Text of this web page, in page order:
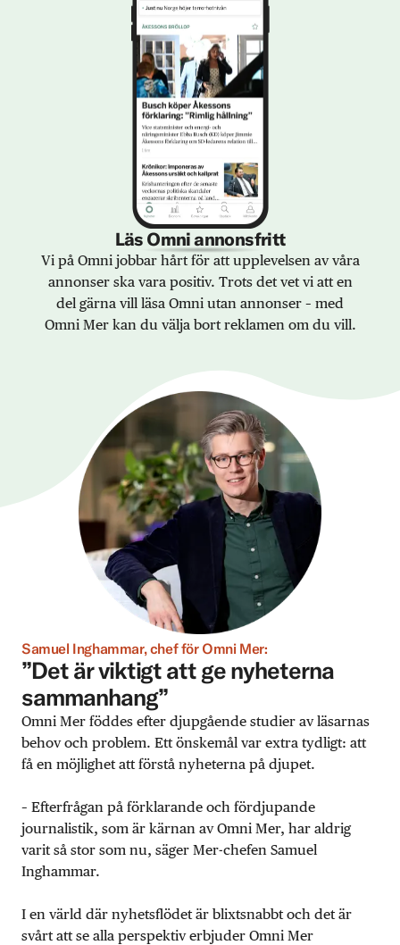
Läs Omni annonsfritt
Vi på Omni jobbar hårt för att upplevelsen av våra
annonser ska vara positiv. Trots det vet vi att en
del gärna vill läsa Omni utan annonser – med
Omni Mer kan du välja bort reklamen om du vill.
Samuel Inghammar, chef för Omni Mer:
”Det är viktigt att ge nyheterna
sammanhang”
Omni Mer föddes efter djupgående studier av läsarnas
behov och problem. Ett önskemål var extra tydligt: att
få en möjlighet att förstå nyheterna på djupet.
– Efterfrågan på förklarande och fördjupande
journalistik, som är kärnan av Omni Mer, har aldrig
varit så stor som nu, säger Mer-chefen Samuel
Inghammar.
I en värld där nyhetsflödet är blixtsnabbt och det är
svårt att se alla perspektiv erbjuder Omni Mer